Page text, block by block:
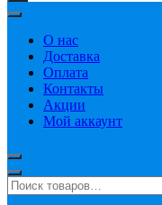
О нас
Доставка
Оплата
Контакты
Акции
Мой аккаунт